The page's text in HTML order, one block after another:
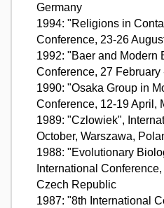
Germany
1994: "Religions in
Conference, 23-26
1992: "Baer and Modern
Conference, 27 February
1990: "Osaka Group in
Conference, 12-19 April,
1989: "Czlowiek",
October, Warszawa,
1988: "Evolutionary
International
Czech Republic
1987: "8th International